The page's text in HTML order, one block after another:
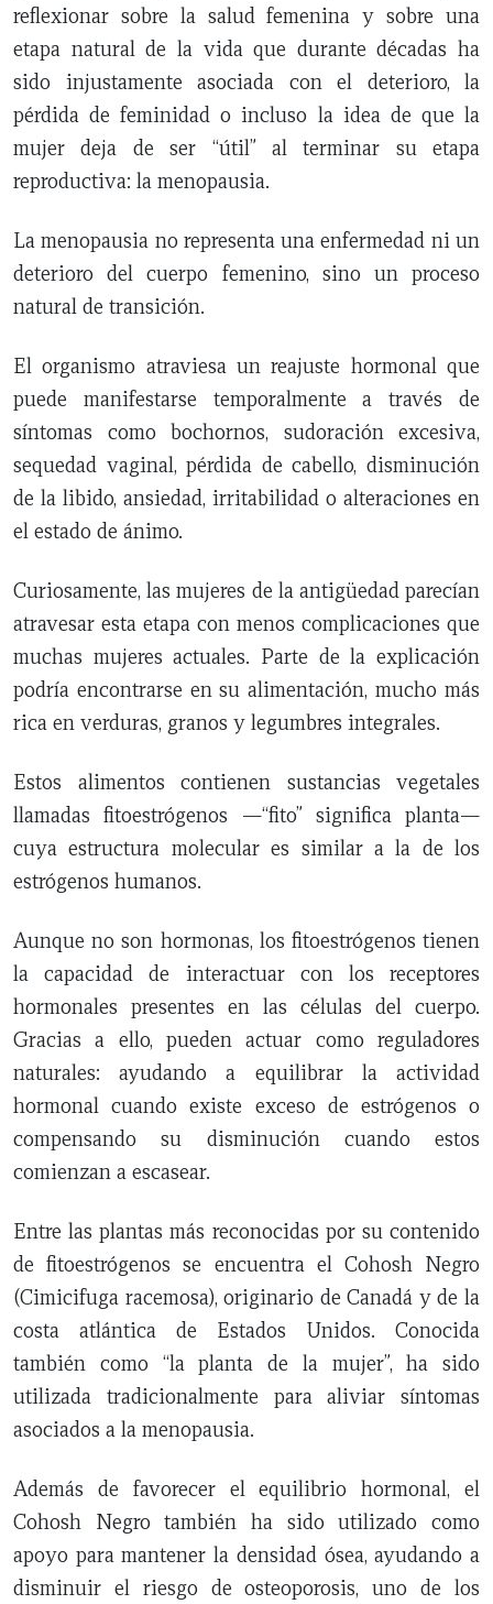
reflexionar sobre la salud femenina y sobre una
etapa natural de la vida que durante décadas ha
sido injustamente asociada con el deterioro, la
pérdida de feminidad o incluso la idea de que la
mujer deja de ser “útil” al terminar su etapa
reproductiva: la menopausia.
La menopausia no representa una enfermedad ni un
deterioro del cuerpo femenino, sino un proceso
natural de transición.
El organismo atraviesa un reajuste hormonal que
puede manifestarse temporalmente a través de
síntomas como bochornos, sudoración excesiva,
sequedad vaginal, pérdida de cabello, disminución
de la libido, ansiedad, irritabilidad o alteraciones en
el estado de ánimo.
Curiosamente, las mujeres de la antigüedad parecían
atravesar esta etapa con menos complicaciones que
muchas mujeres actuales. Parte de la explicación
podría encontrarse en su alimentación, mucho más
rica en verduras, granos y legumbres integrales.
Estos alimentos contienen sustancias vegetales
llamadas fitoestrógenos —“fito” significa planta—
cuya estructura molecular es similar a la de los
estrógenos humanos.
Aunque no son hormonas, los fitoestrógenos tienen
la capacidad de interactuar con los receptores
hormonales presentes en las células del cuerpo.
Gracias a ello, pueden actuar como reguladores
naturales: ayudando a equilibrar la actividad
hormonal cuando existe exceso de estrógenos o
compensando su disminución cuando estos
comienzan a escasear.
Entre las plantas más reconocidas por su contenido
de fitoestrógenos se encuentra el Cohosh Negro
(Cimicifuga racemosa), originario de Canadá y de la
costa atlántica de Estados Unidos. Conocida
también como “la planta de la mujer”, ha sido
utilizada tradicionalmente para aliviar síntomas
asociados a la menopausia.
Además de favorecer el equilibrio hormonal, el
Cohosh Negro también ha sido utilizado como
apoyo para mantener la densidad ósea, ayudando a
disminuir el riesgo de osteoporosis, uno de los